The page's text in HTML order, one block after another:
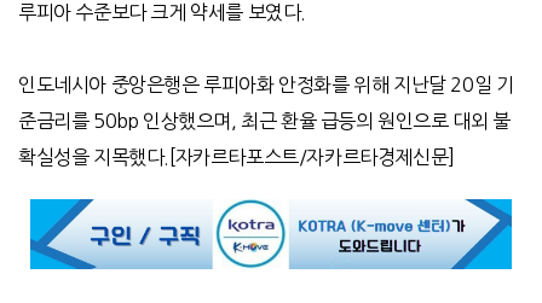
루피아 수준보다 크게 약세를 보였다.
인도네시아 중앙은행은 루피아화 안정화를 위해 지난달20일 기
준금리를50bp 인상했으며
최근 환율 급등의 원인으로 대외 불
확실성을 지목했다.[ 자카르타포스트 /자카르타경제신문]